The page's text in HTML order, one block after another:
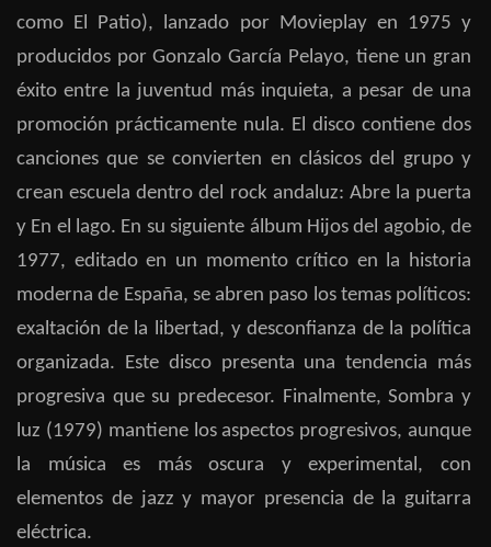
como El Patio), lanzado por Movieplay en 1975 y
producidos por Gonzalo García Pelayo, tiene un gran
éxito entre la juventud más inquieta, a pesar de una
promoción prácticamente nula. El disco contiene dos
canciones que se convierten en clásicos del grupo y
crean escuela dentro del rock andaluz: Abre la puerta
y En el lago. En su siguiente álbum Hijos del agobio, de
1977, editado en un momento crítico en la historia
moderna de España, se abren paso los temas políticos:
exaltación de la libertad, y desconfianza de la política
organizada. Este disco presenta una tendencia más
progresiva que su predecesor. Finalmente, Sombra y
luz (1979) mantiene los aspectos progresivos, aunque
la música es más oscura y experimental, con
elementos de jazz y mayor presencia de la guitarra
eléctrica.